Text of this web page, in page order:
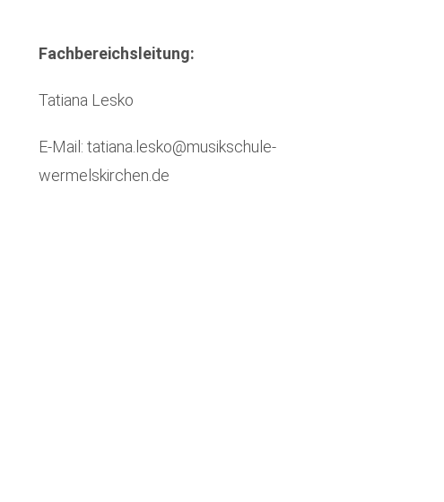
Fachbereichsleitung:
Tatiana Lesko
E-Mail: tatiana.lesko@musikschule-
wermelskirchen.de